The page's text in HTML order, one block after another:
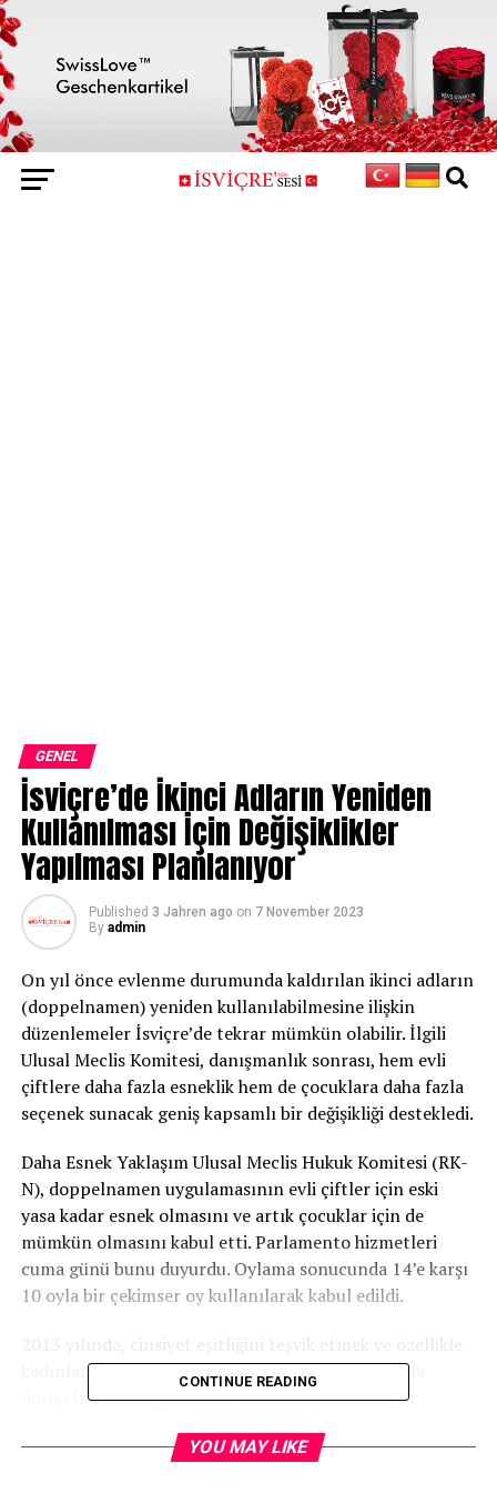
GENEL
İsviçre’de İkinci Adların Yeniden
Kullanılması İçin Değişiklikler
Yapılması Planlanıyor
Published 3 Jahren ago on 7 November 2023
By admin
On yıl önce evlenme durumunda kaldırılan ikinci adların
(doppelnamen) yeniden kullanılabilmesine ilişkin
düzenlemeler İsviçre’de tekrar mümkün olabilir. İlgili
Ulusal Meclis Komitesi, danışmanlık sonrası, hem evli
çiftlere daha fazla esneklik hem de çocuklara daha fazla
seçenek sunacak geniş kapsamlı bir değişikliği destekledi.
Daha Esnek Yaklaşım Ulusal Meclis Hukuk Komitesi (RK-
N), doppelnamen uygulamasının evli çiftler için eski
yasa kadar esnek olmasını ve artık çocuklar için de
mümkün olmasını kabul etti. Parlamento hizmetleri
cuma günü bunu duyurdu. Oylama sonucunda 14’e karşı
10 oyla bir çekimser oy kullanılarak kabul edildi.
kadınları adlarını korumaya teşvik etmek amacıyla
doppelnamen uygulaması kaldırılmıştı. Ancak o
daha çok eşlerinin soyadını almayı tercih etti.
CONTINUE READING
YOU MAY LIKE